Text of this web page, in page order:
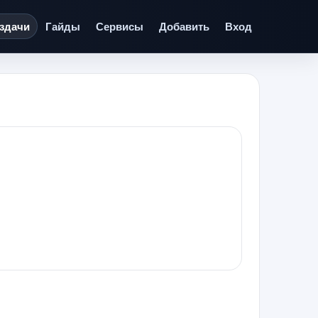
Гайды Сервисы Добавить Вход